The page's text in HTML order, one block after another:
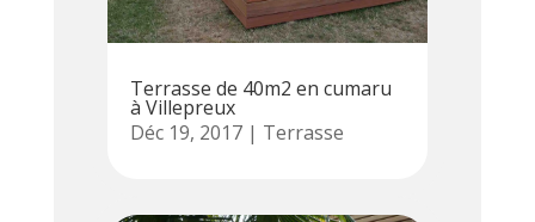
Terrasse de 40m2 en cumaru
à Villepreux
Déc 19, 2017| Terrasse